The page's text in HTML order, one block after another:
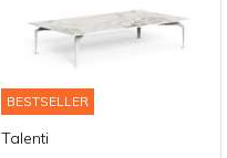
BESTSELLER
Talenti